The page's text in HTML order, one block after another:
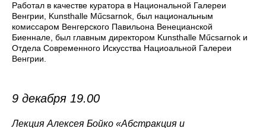
Работал в качестве куратора в Национальной Галереи
Венгрии, Kunsthalle Műcsarnok, был национальным
комиссаром Венгерского Павильона Венецианской
Биеннале, был главным директором Kunsthalle Műcsarnok и
Отдела Современного Искусства Нациоальной Галереи
Венгрии.
9 декабря 19.00
Лекция Алексея Бойко «Абстракция и